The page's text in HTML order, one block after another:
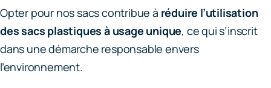
Opter pour nos sacs contribue à réduire l’utilisation
des sacs plastiques à usage unique, ce qui s’inscrit
dans une démarche responsable envers
l’environnement.